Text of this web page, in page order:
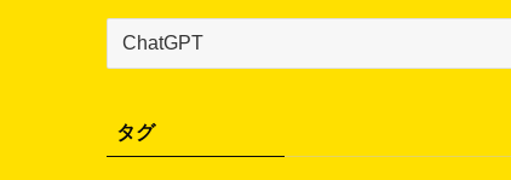
テ
リ
ー
タグ